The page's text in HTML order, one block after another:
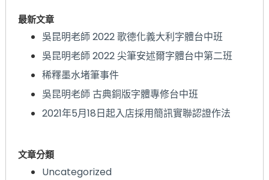
最新文章
吳昆明老師 2022 歌德化義大利字體台中班
吳昆明老師 2022 尖筆安述爾字體台中第二班
稀釋墨水堵筆事件
吳昆明老師 古典銅版字體專修台中班
2021年5月18日起入店採用簡訊實聯認證作法
文章分類
Uncategorized